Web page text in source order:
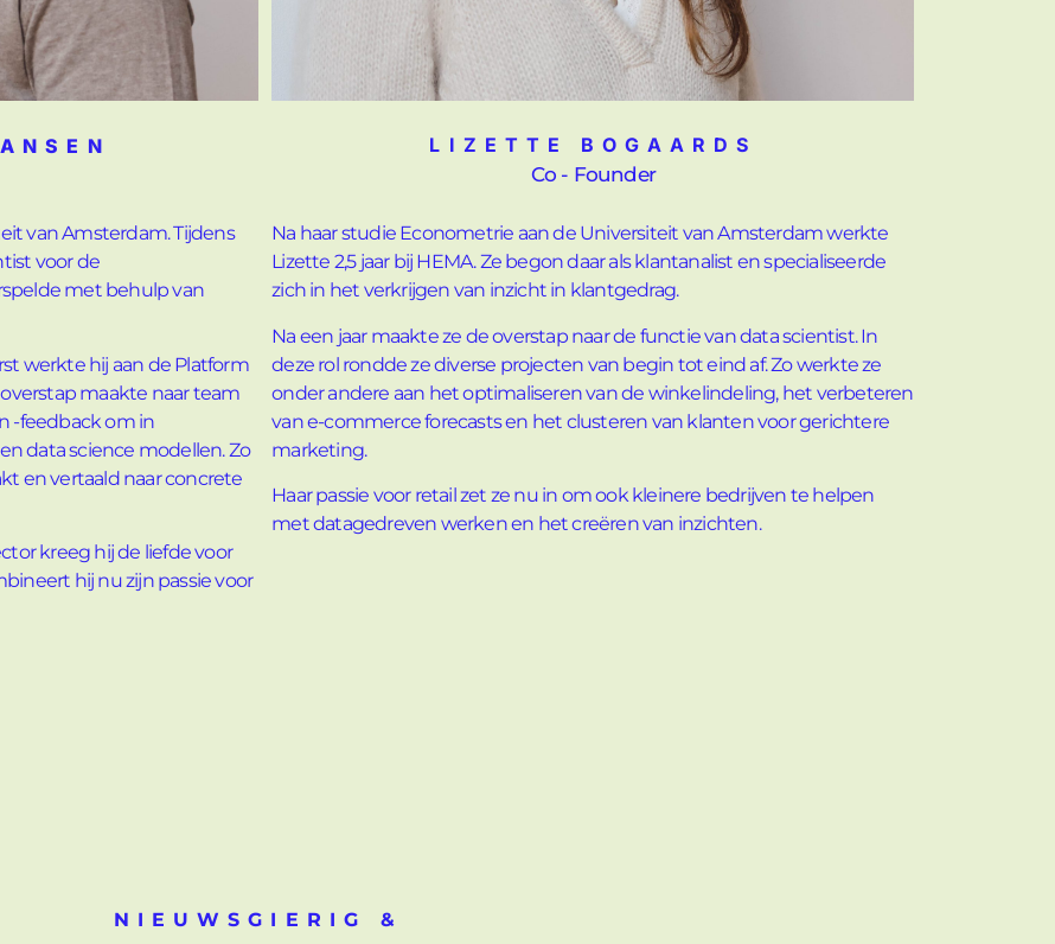
van Amsterdam. Tijdens
voor de
met behulp van
werkte hij aan de Platform
maakte naar team
-feedback om in
data science modellen. Zo
en vertaald naar concrete
kreeg hij de liefde voor
hij nu zijn passie voor
LIZETTE BOGAARDS
Co - Founder
Na haar studie Econometrie aan de Universiteit van Amsterdam werkte
Lizette 2,5 jaar bij HEMA. Ze begon daar als klantanalist en specialiseerde
zich in het verkrijgen van inzicht in klantgedrag.
Na een jaar maakte ze de overstap naar de functie van data scientist. In
deze rol rondde ze diverse projecten van begin tot eind af. Zo werkte ze
onder andere aan het optimaliseren van de winkelindeling, het verbeteren
van e-commerce forecasts en het clusteren van klanten voor gerichtere
marketing.
Haar passie voor retail zet ze nu in om ook kleinere bedrijven te helpen
met datagedreven werken en het creëren van inzichten.
NIEUWSGIERIG &